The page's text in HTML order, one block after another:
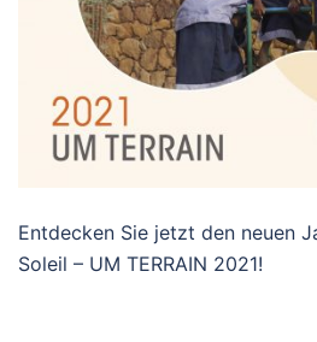
Entdecken Sie jetzt den neuen
Soleil – UM TERRAIN 2021!